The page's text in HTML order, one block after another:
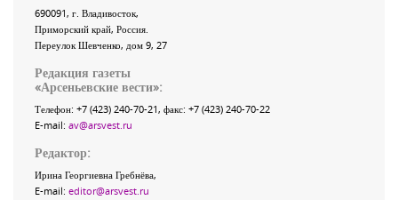
690091, г. Владивосток,
Приморский край, Россия
Переулок Шевченко, дом 9, 27
Редакция газеты
«Арсеньевские вести»:
Телефон: +7 (423) 240-70-21, факс: +7 (423) 240-70-22
E-mail: av@arsvest.ru
Редактор:
Ирина Георгиевна Гребнёва,
E-mail: editor@arsvest.ru